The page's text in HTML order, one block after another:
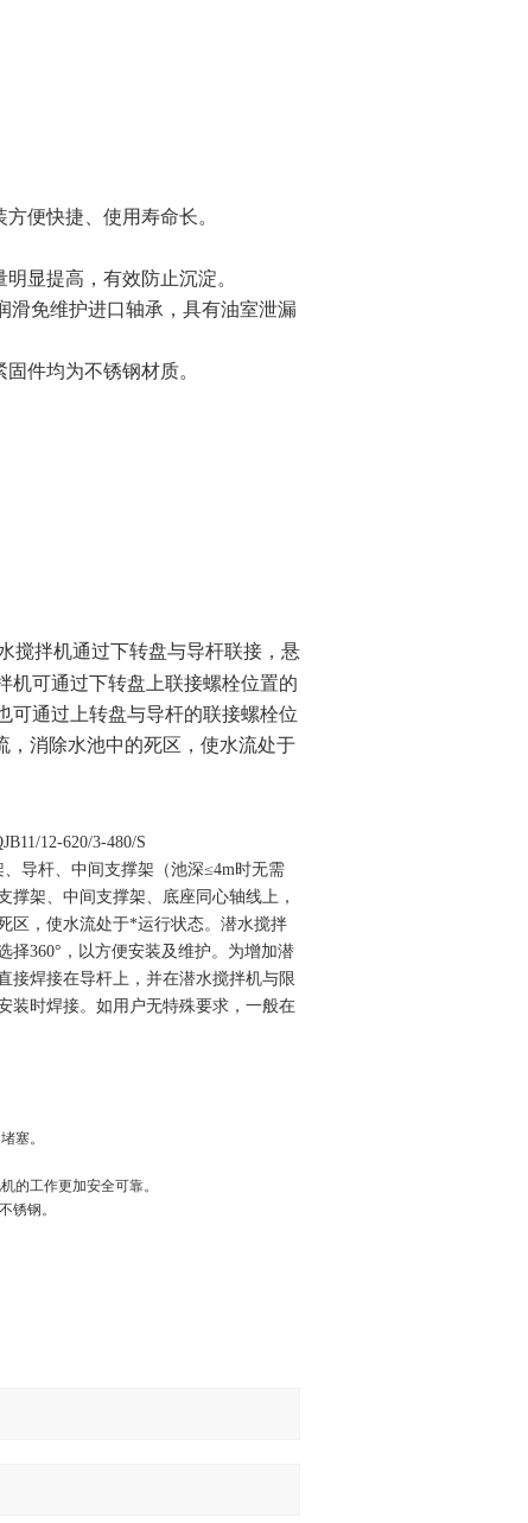
便快捷、使用寿命长。
显提高，有效防止沉淀。
滑免维护进口轴承，具有油室泄漏
件均为不锈钢材质。
搅拌机通过下转盘与导杆联接，悬
机可通过下转盘上联接螺栓位置的
可通过上转盘与导杆的联接螺栓位
，消除水池中的死区，使水流处于
12-620/3-480/S
导杆、中间支撑架（池深≤4m时无需
架、中间支撑架、底座同心轴线上，
区，使水流处于*运行状态。潜水搅拌
择360°，以方便安装及维护。为增加潜
接焊接在导杆上，并在潜水搅拌机与限
装时焊接。如用户无特殊要求，一般在
塞。
的工作更加安全可靠。
锈钢。